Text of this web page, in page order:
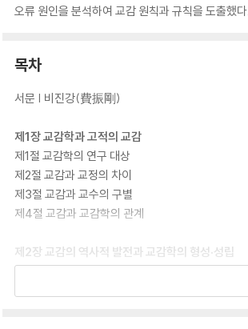
오류 원인을 분석하여 교감 원칙과 규칙을 도출했다.
목차
서문 | 비진강(費振剛)
제1장 교감학과 고적의 교감
제1절 교감학의 연구 대상
제2절 교감과 교정의 차이
제3절 교감과 교수의 구별
제4절 교감과 교감학의 관계
제2장 교감의 역사적 발전과 교감학의 형성·성립
제1절 교감학의 발전과 성립